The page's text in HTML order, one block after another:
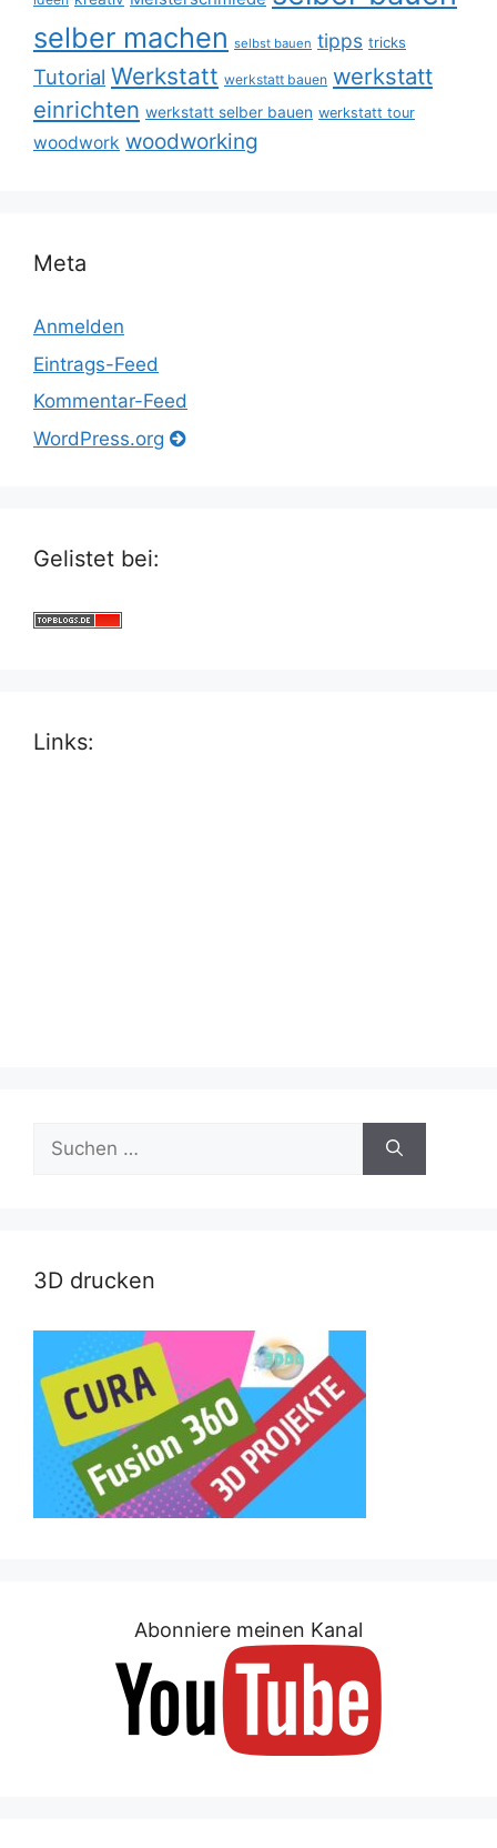
selber machen selbst bauen tipps tricks
Tutorial Werkstatt werkstatt bauen werkstatt
einrichten werkstatt selber bauen werkstatt tour
woodwork woodworking
Meta
Anmelden
Eintrags-Feed
Kommentar-Feed
WordPress.org
Gelistet bei:
Links:
nach:
3D drucken
Abonniere meinen Kanal